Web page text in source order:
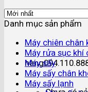
hàng
Danh mục sản phẩm
Máy chiên chân
Máy rửa sục khí
Máy sấy
Máy sấy chân
Máy sấy lạnh